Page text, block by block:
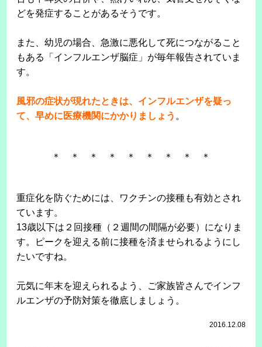
どを発症することがあるそうです。
また、幼児の場合、急激に悪化して死につながること
もある「インフルエンザ脳症」が毎年報告されていま
す。
風邪の症状が現れたときは、インフルエンザを疑っ
て、早めに医療機関にかかりましょう 。
＊ ＊ ＊ ＊ ＊ ＊ ＊ ＊ ＊
重症化を防ぐためには、ワクチンの接種も有効とされ
ています。
13歳以下は２回接種（２週間の間隔が必要）になりま
す。ピークを迎える前に接種を済ませられるようにし
たいですね。
元気に年末を迎えられるよう、ご家族皆さんでインフ
ルエンザの予防対策を徹底しましょう。
2016.12.08